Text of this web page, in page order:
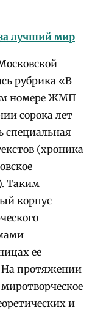
лучший мир
рубрика «В
номере ЖМП
сорока лет
специальная
(хроника
Таким
корпус
ее
На протяжении
и